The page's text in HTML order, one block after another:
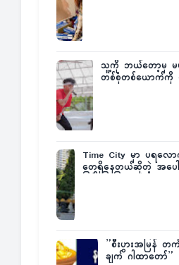
သူ့ကို ဘယ်တော့မှ မ
တစ်စုံတစ်ယောက်ကို
Time City မှာ ပရလေ
တွေရှိနေတယ်ဆိုတဲ့ အပေ
”စီးပွားအမြန်
ချက် ဂါထာတော်